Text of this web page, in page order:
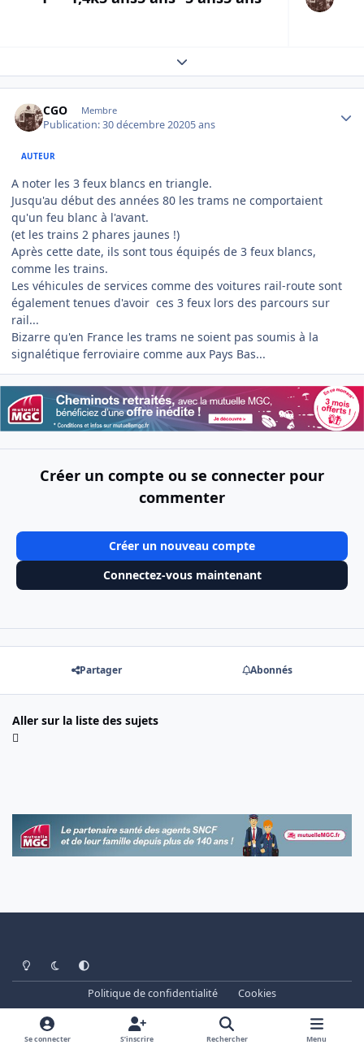
Expand topic overview
CGO Membre
Publication:30 décembre 20205 ans
AUTEUR
A noter les 3 feux blancs en triangle.
Jusqu'au début des années 80 les trams ne comportaient
qu'un feu blanc à l'avant.
(et les trains 2 phares jaunes !)
Après cette date, ils sont tous équipés de 3 feux blancs,
comme les trains.
Les véhicules de services comme des voitures rail-route sont
également tenues d'avoir ces 3 feux lors des parcours sur
rail...
Bizarre qu'en France les trams ne soient pas soumis à la
signalétique ferroviaire comme aux Pays Bas...
Créer un compte ou se connecter pour
commenter
Créer un nouveau compte
Connectez-vous maintenant
Partager Abonnés
Aller sur la liste des sujets
Light ModeDark ModeSystem Preference
Politique de confidentialité
Cookies
www.cheminots.net - Forum Libre depuis 2003
Powered by
Invision Community
Se connecter S’inscrire Rechercher Menu